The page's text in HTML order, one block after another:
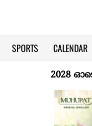
SPORTS CALENDAR
2028 ഓടെ